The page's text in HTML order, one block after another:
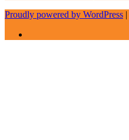
Proudly powered by WordPress |